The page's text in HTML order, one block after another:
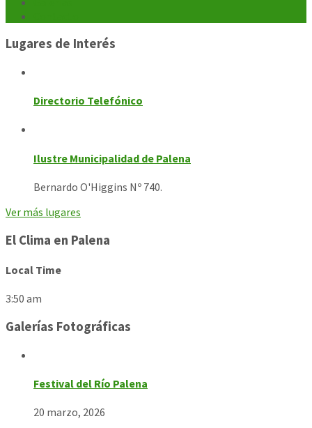
Lugares de Interés
Directorio Telefónico
Ilustre Municipalidad de Palena
Bernardo O'Higgins Nº 740.
Ver más lugares
El Clima en Palena
Local Time
3:50 am
Galerías Fotográficas
Festival del Río Palena
20 marzo, 2026